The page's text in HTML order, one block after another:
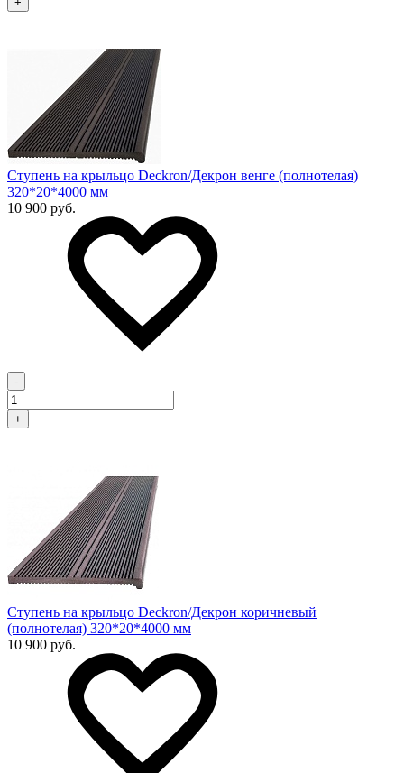
Ступень на крыльцо Deckron/Декрон венге (полнотелая)
320*20*4000 мм
10 900 руб.
-
+
Ступень на крыльцо Deckron/Декрон коричневый
(полнотелая) 320*20*4000 мм
10 900 руб.